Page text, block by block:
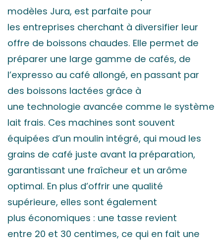
modèles Jura, est parfaite pour
les entreprises cherchant à diversifier leur
offre de boissons chaudes. Elle permet de
préparer une large gamme de cafés, de
l’expresso au café allongé, en passant par
des boissons lactées grâce à
une technologie avancée comme le système
lait frais. Ces machines sont souvent
équipées d’un moulin intégré, qui moud les
grains de café juste avant la préparation,
garantissant une fraîcheur et un arôme
optimal. En plus d’offrir une qualité
supérieure, elles sont également
plus économiques : une tasse revient
entre 20 et 30 centimes, ce qui en fait une